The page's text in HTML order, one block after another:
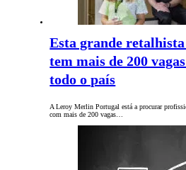
Esta grande
tem mais de 200
todo o país
A Leroy Merlin Portugal está a procurar
com mais de 200 vagas…